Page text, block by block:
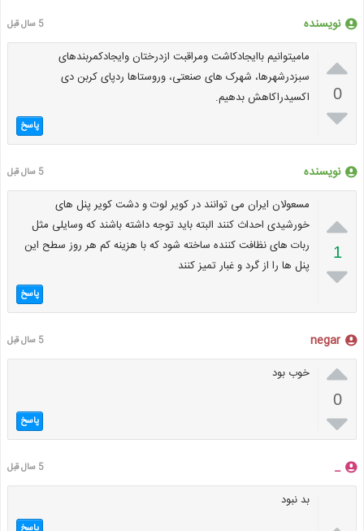
نویسنده 5 سال قبل

0

مامیتوانیم باایجادکاشت ومراقبت ازدرختان وایجادکمربندهای
سبزدرشهرها، شهرک های صنعتی، وروستاها ردپای کربن دی
اکسیدراکاهش بدهیم.
پاسخ
نویسنده 5 سال قبل

1

مسعولان ایران می توانند در کویر لوت و دشت کویر پنل های
خورشیدی احداث کنند البته باید توجه داشته باشند که وسایلی مثل
ربات های نظافت کننده ساخته شود که با هزینه کم هر روز سطح این
پنل ها را از گرد و غبار تمیز کنند
پاسخ
negar 5 سال قبل

0

خوب بود
پاسخ
_ 5 سال قبل
بد نبود